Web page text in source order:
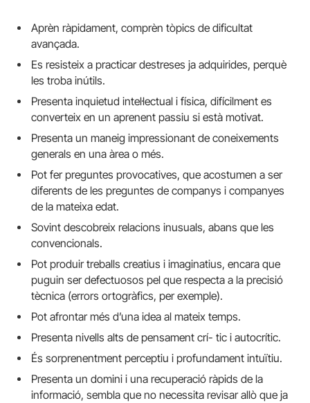
Aprèn ràpidament, comprèn tòpics de dificultat
avançada.
Es resisteix a practicar destreses ja adquirides, perquè
les troba inútils.
Presenta inquietud intel·lectual i física, difícilment es
converteix en un aprenent passiu si està motivat.
Presenta un maneig impressionant de coneixements
generals en una àrea o més.
Pot fer preguntes provocatives, que acostumen a ser
diferents de les preguntes de companys i companyes
de la mateixa edat.
Sovint descobreix relacions inusuals, abans que les
convencionals.
Pot produir treballs creatius i imaginatius, encara que
puguin ser defectuosos pel que respecta a la precisió
tècnica (errors ortogràfics, per exemple).
Pot afrontar més d’una idea al mateix temps.
Presenta nivells alts de pensament crí- tic i autocrític.
És sorprenentment perceptiu i profundament intuïtiu.
Presenta un domini i una recuperació ràpids de la
informació, sembla que no necessita revisar allò que ja